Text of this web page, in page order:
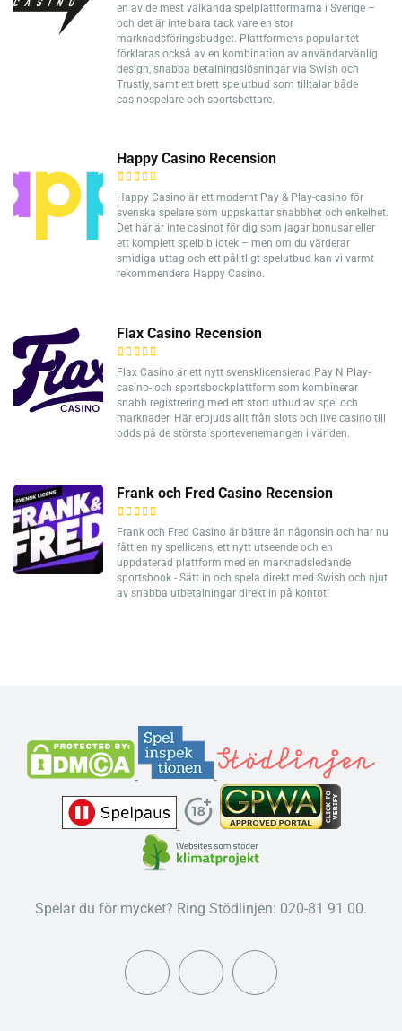
en av de mest välkända spelplattformarna i Sverige –
och det är inte bara tack vare en stor
marknadsföringsbudget. Plattformens popularitet
förklaras också av en kombination av användarvänlig
design, snabba betalningslösningar via Swish och
Trustly, samt ett brett spelutbud som tilltalar både
casinospelare och sportsbettare.
Happy Casino Recension
Happy Casino är ett modernt Pay & Play-casino för
svenska spelare som uppskattar snabbhet och enkelhet.
Det här är inte casinot för dig som jagar bonusar eller
ett komplett spelbibliotek – men om du värderar
smidiga uttag och ett pålitligt spelutbud kan vi varmt
rekommendera Happy Casino.
Flax Casino Recension
Flax Casino är ett nytt svensklicensierad Pay N Play-
casino- och sportsbookplattform som kombinerar
snabb registrering med ett stort utbud av spel och
marknader. Här erbjuds allt från slots och live casino till
odds på de största sportevenemangen i världen.
Frank och Fred Casino Recension
Frank och Fred Casino är bättre än någonsin och har nu
fått en ny spellicens, ett nytt utseende och en
uppdaterad plattform med en marknadsledande
sportsbook - Sätt in och spela direkt med Swish och njut
av snabba utbetalningar direkt in på kontot!
Spelar du för mycket? Ring Stödlinjen: 020-81 91 00.